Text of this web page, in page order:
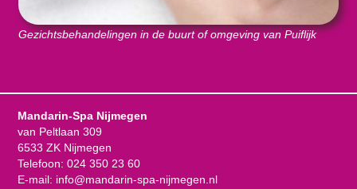
Gezichtsbehandelingen in de buurt of omgeving van Puiflijk
Mandarin-Spa Nijmegen
van Peltlaan 309
6533 ZK Nijmegen
Telefoon: 024 350 23 60
E-mail: info@mandarin-spa-nijmegen.nl